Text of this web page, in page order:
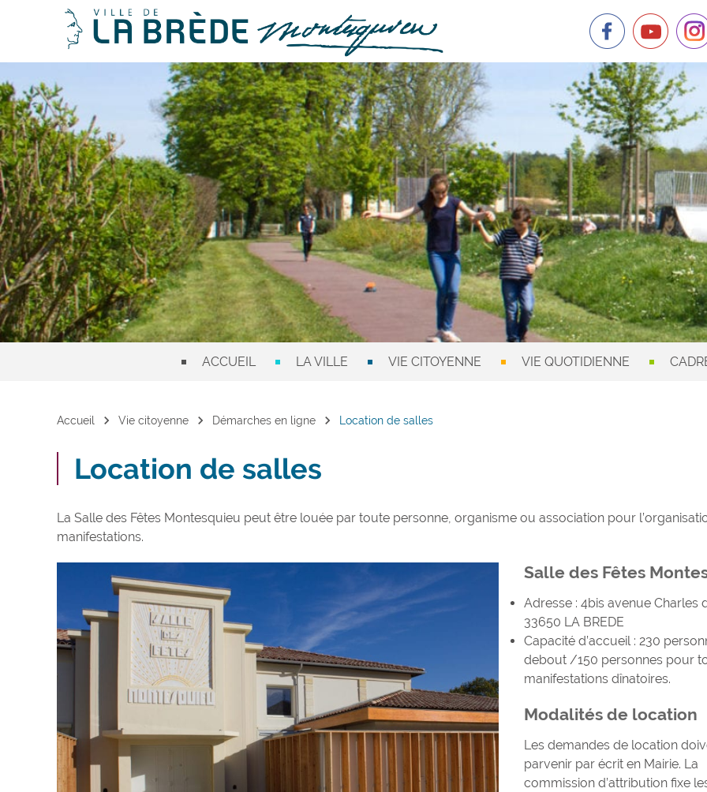
ACCUEIL LA VILLE VIE CITOYENNE VIE QUOTIDIENNE
Accueil chevron_right Vie citoyenne chevron_right Démarches en ligne chevron_right Location de salles
Location de salles
La Salle des Fêtes Montesquieu peut être louée par toute personne, organisme ou association pour
manifestations.
Salle des Fêtes
Adresse : 4bis avenue Charles
33650 LA BREDE
Capacité d’accueil : 230
debout /150 personnes pour
manifestations dînatoires.
Modalités de location
Les demandes de location
parvenir par écrit en Mairie. La
commission d’attribution fixe